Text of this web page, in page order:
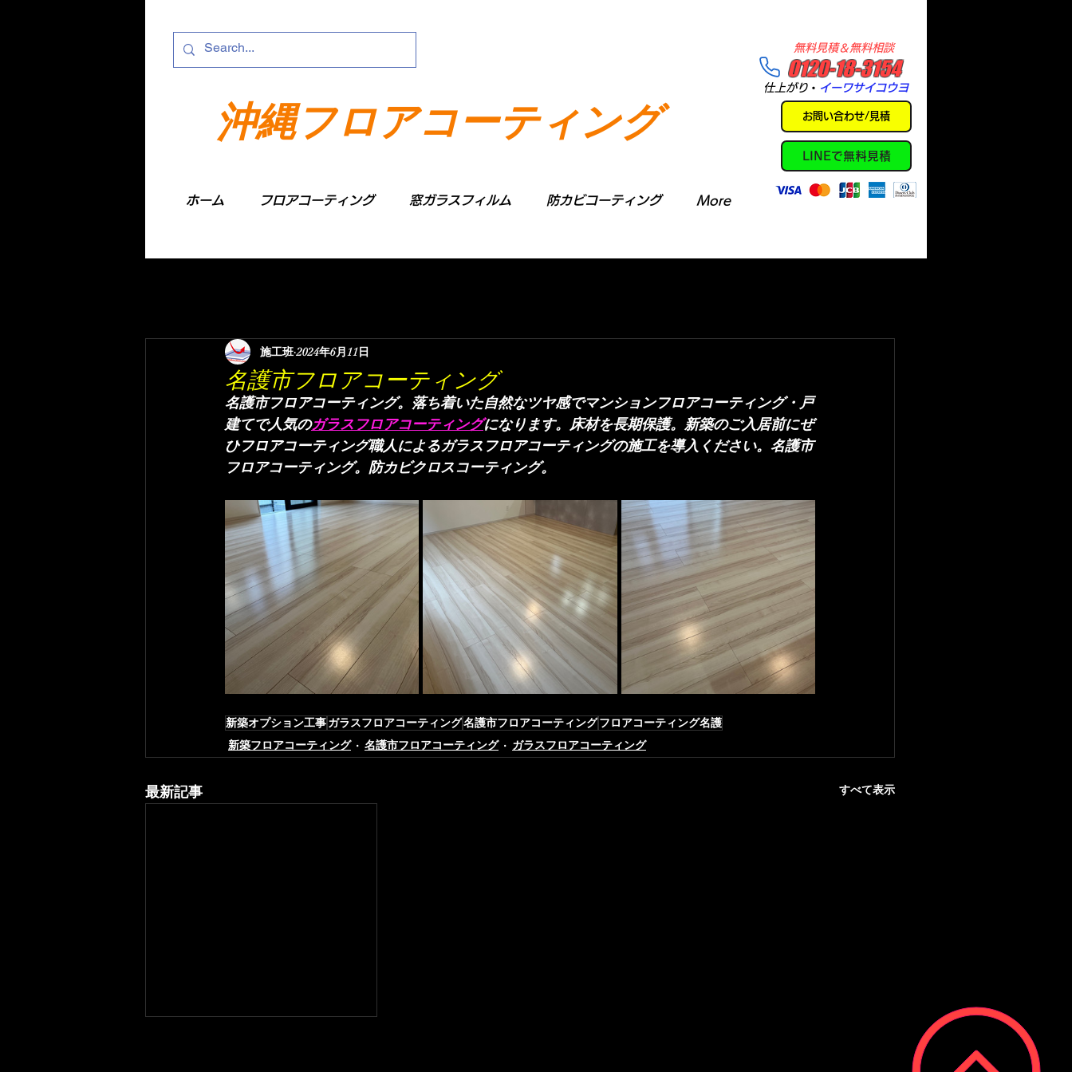
沖縄フロアコーティング
ホーム フロアコーティング 窓ガラスフィルム 防カビコーティング More
​0120-18-3154
​無料見積＆無料相談
​仕上がり ・ イーワサイコウヨ
お問い合わせ/見積
LINEで無料見積
名護市フロアコーティング
施工班 2024年6月11日
名護市フロアコーティング。落ち着いた自然なツヤ感でマンションフロアコーティング・戸
建てで人気のガラスフロアコーティングになります。​床材を長期保護。新築のご入居前にぜ
ひフロアコーティング職人によるガラスフロアコーティングの施工を導入ください。名護市
フロアコーティング。防カビクロスコーティング。
新築オプション工事ガラスフロアコーティング名護市フロアコーティングフロアコーティング名護
新築フロアコーティング
名護市フロアコーティング ガラスフロアコーティング
最新記事 すべて表示